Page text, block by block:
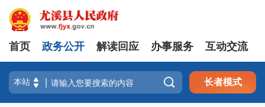
首页 政务公开 解读回应 办事服务 互动交流
 长者模式